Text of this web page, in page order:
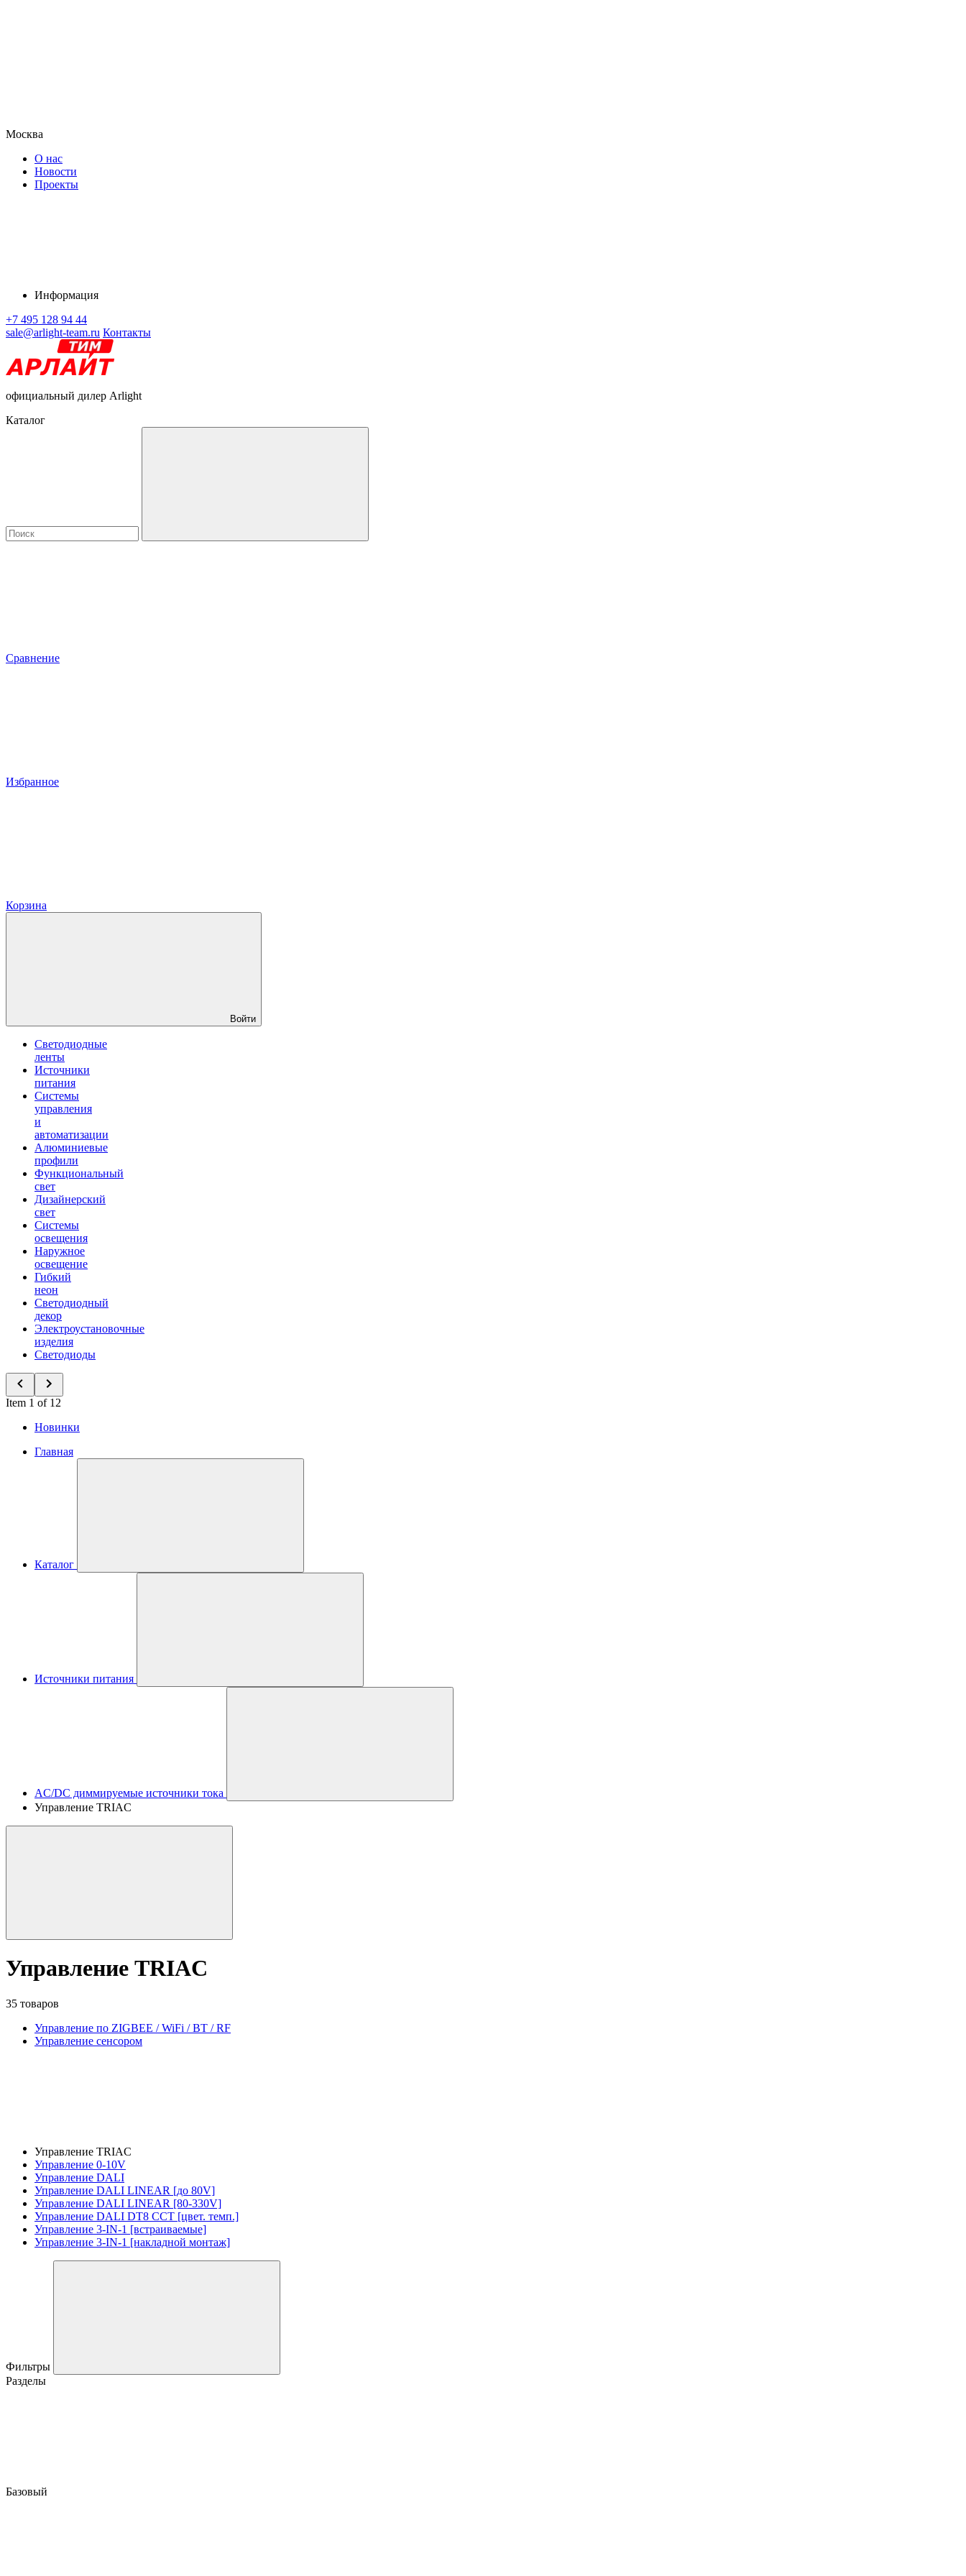
Москва
О нас
Новости
Проекты
Информация
+7 495 128 94 44
sale@arlight-team.ru Контакты
официальный дилер Arlight
Каталог
Сравнение
Избранное
Корзина
Войти
Светодиодные
ленты
Источники
питания
Системы
управления
и
автоматизации
Алюминиевые
профили
Функциональный
свет
Дизайнерский
свет
Системы
освещения
Наружное
освещение
Гибкий
неон
Светодиодный
декор
Электроустановочные
изделия
Светодиоды
Item 1 of 12
Новинки
Главная
Каталог
Источники питания
AC/DC диммируемые источники тока
Управление TRIAC
Управление TRIAC
35 товаров
Управление по ZIGBEE / WiFi / BT / RF
Управление сенсором
Управление TRIAC
Управление 0-10V
Управление DALI
Управление DALI LINEAR [до 80V]
Управление DALI LINEAR [80-330V]
Управление DALI DT8 CCT [цвет. темп.]
Управление 3-IN-1 [встраиваемые]
Управление 3-IN-1 [накладной монтаж]
Фильтры
Разделы
Базовый